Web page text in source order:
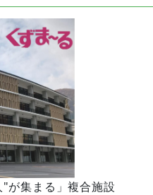
が集まる」複合施設